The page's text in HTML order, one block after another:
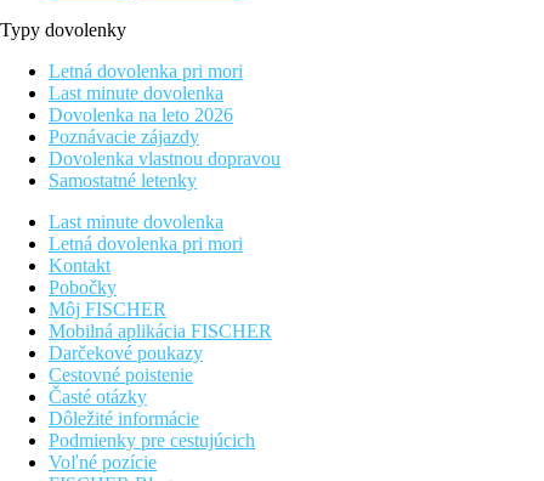
Typy dovolenky
Letná dovolenka pri mori
Last minute dovolenka
Dovolenka na leto 2026
Poznávacie zájazdy
Dovolenka vlastnou dopravou
Samostatné letenky
Last minute dovolenka
Letná dovolenka pri mori
Kontakt
Pobočky
Môj FISCHER
Mobilná aplikácia FISCHER
Darčekové poukazy
Cestovné poistenie
Časté otázky
Dôležité informácie
Podmienky pre cestujúcich
Voľné pozície